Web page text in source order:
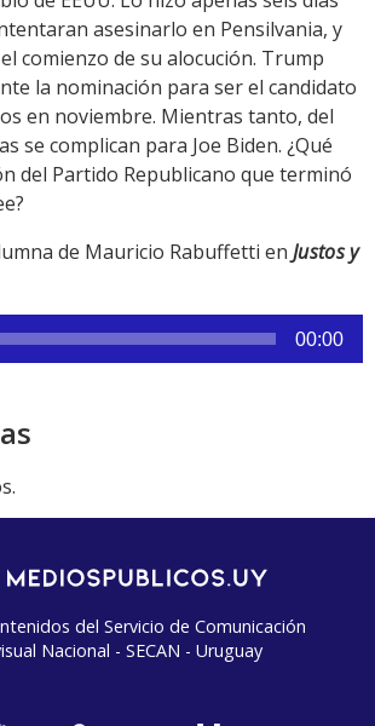
asesinarlo en Pensilvania, y
comienzo de su alocución. Trump
la nominación para ser el candidato
en noviembre. Mientras tanto, del
se complican para Joe Biden. ¿Qué
del Partido Republicano que terminó
de Mauricio Rabuffetti en Justos y
00:00
del Servicio de Comunicación
Nacional - SECAN - Uruguay